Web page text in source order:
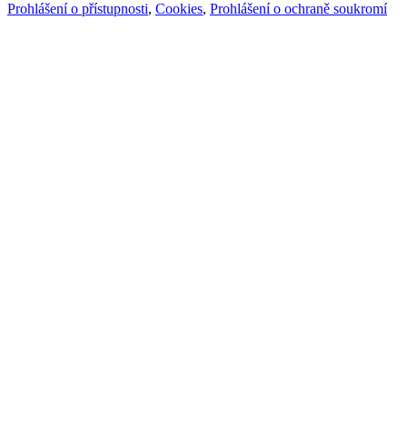
Prohlášení o přístupnosti, Cookies, Prohlášení o ochraně soukromí